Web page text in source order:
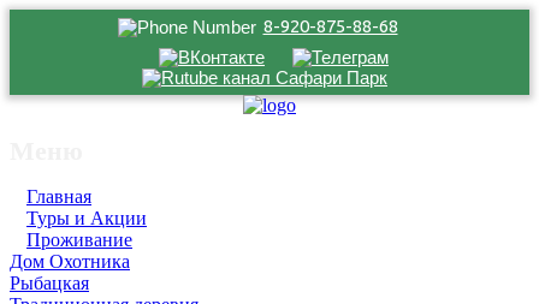
8-920-875-88-68
Главная
Туры и Акции
Проживание
Дом Охотника
Рыбацкая